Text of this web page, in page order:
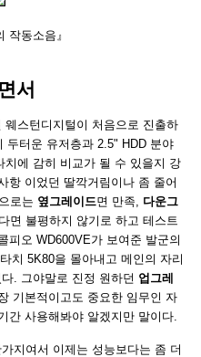
작동소음』
서
스턴디지털이 처음으로 진출하
두터운 유저층과 2.5" HDD 분야
에 감히 비교가 될 수 있을지 강
항 이었던 딸깍거림이나 좀 줄어
로는 옆그레이드면 만족, 다운그
면 불평하지 않기로 하고 테스트
피오 WD600VE가 보여준 발군의
치 5K80을 몰아내고 메인의 자리
. 그야말로 진정 원하던 업그레
기본적이고도 중요한 임무인 자
간 사용해봐야 알겠지만 말이다.
지여서 이제는 성능보다는 좀 더